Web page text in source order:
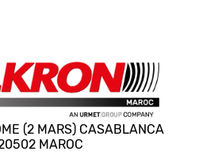
(2 MARS) CASABLANCA
MAROC